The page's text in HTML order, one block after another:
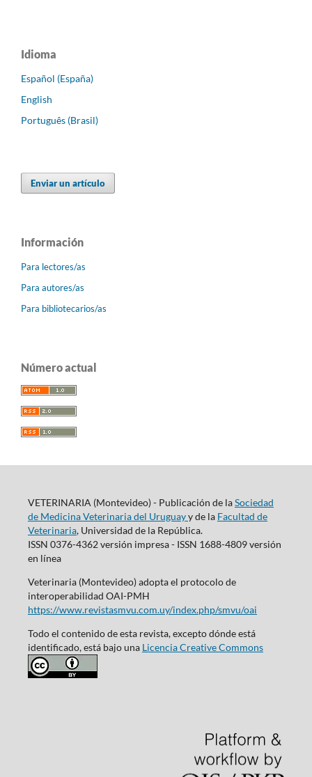
Idioma
Español (España)
English
Português (Brasil)
Enviar un artículo
Información
Para lectores/as
Para autores/as
Para bibliotecarios/as
Número actual
VETERINARIA (Montevideo) - Publicación de laSociedad
de Medicina Veterinaria del Uruguayy de la Facultad de
Veterinaria, Universidad de la República.
ISSN 0376-4362 versión impresa - ISSN 1688-4809 versión
en línea
Veterinaria (Montevideo) adopta el protocolo de
interoperabilidad OAI-PMH
https://www.revistasmvu.com.uy/index.php/smvu/oai
Todo el contenido de esta revista, excepto dónde está
identificado, está bajo una Licencia Creative Commons